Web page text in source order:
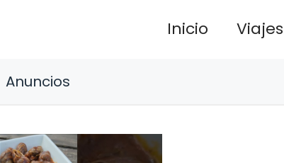
Inicio Viajes
Anuncios